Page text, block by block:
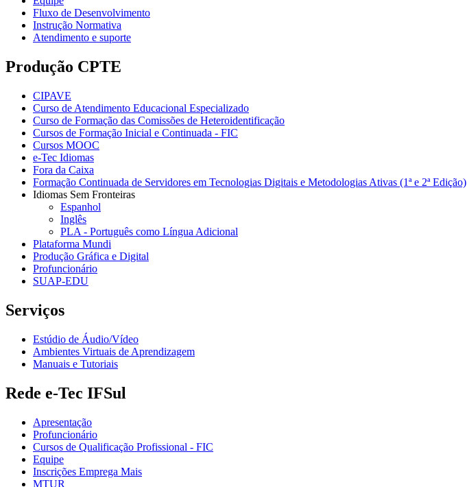
Fluxo de Desenvolvimento
Instrução Normativa
Atendimento e suporte
Produção CPTE
CIPAVE
Curso de Atendimento Educacional Especializado
Curso de Formação das Comissões de Heteroidentificação
Cursos de Formação Inicial e Continuada - FIC
Cursos MOOC
e-Tec Idiomas
Fora da Caixa
Formação Continuada de Servidores em Tecnologias Digitais e Metodologias Ativas (1ª e 2ª Edição)
Idiomas Sem Fronteiras
Espanhol
Inglês
PLA - Português como Língua Adicional
Plataforma Mundi
Produção Gráfica e Digital
Profuncionário
SUAP-EDU
Serviços
Estúdio de Áudio/Vídeo
Ambientes Virtuais de Aprendizagem
Manuais e Tutoriais
Rede e-Tec IFSul
Apresentação
Profuncionário
Cursos de Qualificação Profissional - FIC
Equipe
Inscrições Emprega Mais
MTUR